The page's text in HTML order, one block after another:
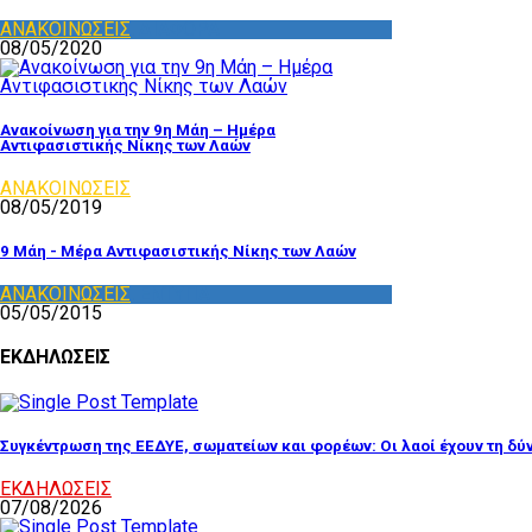
ΑΝΑΚΟΙΝΩΣΕΙΣ
08/05/2020
Ανακοίνωση για την 9η Μάη – Ημέρα
Αντιφασιστικής Νίκης των Λαών
ΑΝΑΚΟΙΝΩΣΕΙΣ
08/05/2019
9 Μάη - Μέρα Αντιφασιστικής Νίκης των Λαών
ΑΝΑΚΟΙΝΩΣΕΙΣ
05/05/2015
ΕΚΔΗΛΩΣΕΙΣ
Συγκέντρωση της ΕΕΔΥΕ, σωματείων και φορέων: Οι λαοί έχουν τη
ΕΚΔΗΛΩΣΕΙΣ
07/08/2026